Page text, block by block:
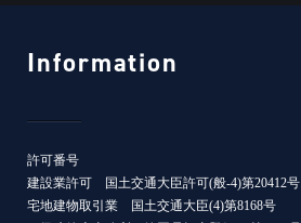
Information
許可番号
建設業許可 国土交通大臣許可(般-4)第20412号
宅地建物取引業 国土交通大臣(4)第8168号